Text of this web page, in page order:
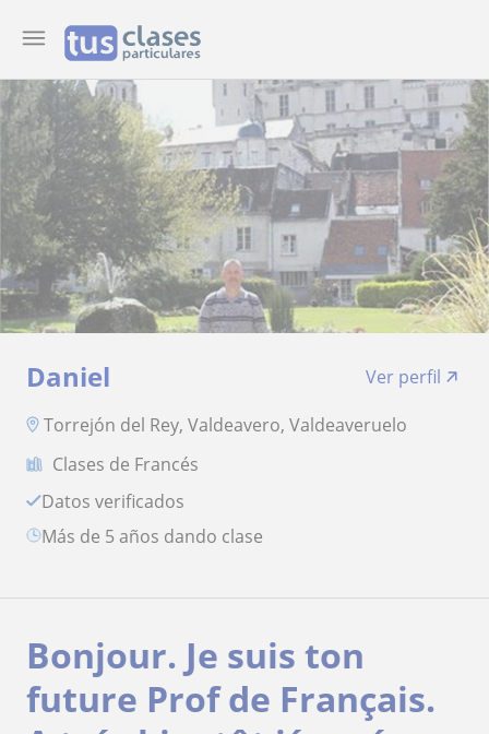
Daniel
Ver perfil
Torrejón del Rey, Valdeavero, Valdeaveruelo
Clases de Francés
Datos verificados
más de 5 años dando clase
Bonjour. Je suis ton
future Prof de Français.